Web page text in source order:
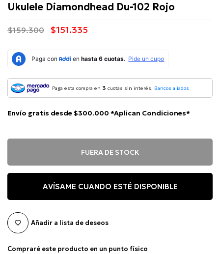
Ukulele Diamondhead Du-102 Rojo
$159.300 $151.335
Paga esta compra en 3 cuotas sin interés. Bancos aliados
Envío gratis desde $300.000 *Aplican Condiciones*
FUERA DE STOCK
AVÍSAME CUANDO ESTÉ DISPONIBLE
Añadir a lista de deseos
Compraré este producto en un punto físico